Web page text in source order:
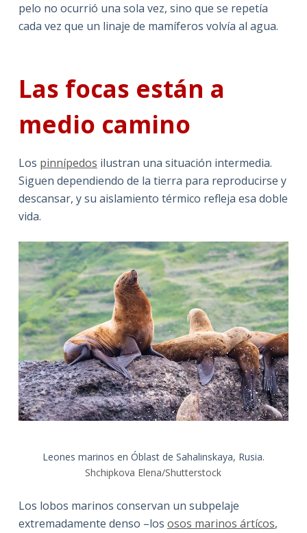
pelo no ocurrió una sola vez, sino que se repetía
cada vez que un linaje de mamíferos volvía al agua.
Las focas están a
medio camino
Los pinnípedos ilustran una situación intermedia.
Siguen dependiendo de la tierra para reproducirse y
descansar, y su aislamiento térmico refleja esa doble
vida.
Leones marinos en Óblast de Sahalinskaya, Rusia.
Shchipkova Elena/Shutterstock
Los lobos marinos conservan un subpelaje
extremadamente denso –los osos marinos ártícos,